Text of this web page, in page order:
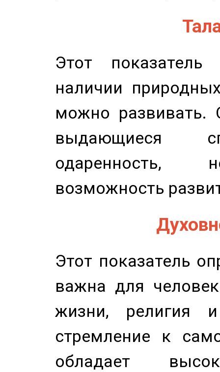
Этот показатель
наличии
можно развивать.
выдающиеся
одаренность,
возможность
Этот показатель
важна для
жизни, религия
стремление к
обладает